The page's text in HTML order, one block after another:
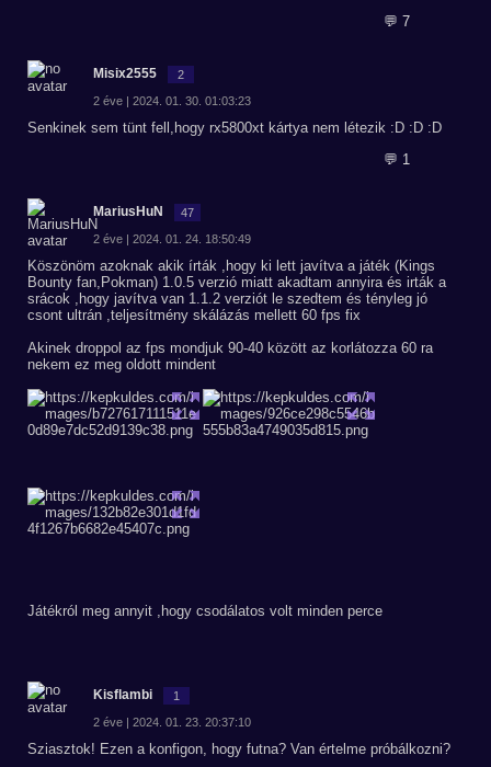
💬 7
Misix2555 2
2 éve | 2024. 01. 30. 01:03:23
Senkinek sem tünt fell,hogy rx5800xt kártya nem létezik :D :D :D
💬 1
MariusHuN 47
2 éve | 2024. 01. 24. 18:50:49
Köszönöm azoknak akik írták ,hogy ki lett javítva a játék (Kings
Bounty fan,Pokman) 1.0.5 verzió miatt akadtam annyira és irták a
srácok ,hogy javítva van 1.1.2 verziót le szedtem és tényleg jó
csont ultrán ,teljesítmény skálázás mellett 60 fps fix
Akinek droppol az fps mondjuk 90-40 között az korlátozza 60 ra
nekem ez meg oldott mindent
Játékról meg annyit ,hogy csodálatos volt minden perce
Kisflambi 1
2 éve | 2024. 01. 23. 20:37:10
Sziasztok! Ezen a konfigon, hogy futna? Van értelme próbálkozni?